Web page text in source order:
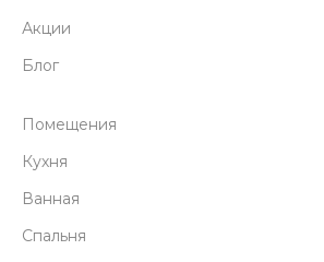
Акции
Блог
Помещения
Кухня
Ванная
Спальня